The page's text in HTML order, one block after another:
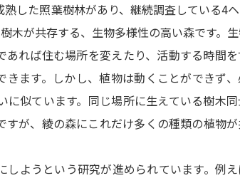
オープン
オープンキャ
来場型・
した照葉樹林があり、継続調査している4
木が共存する、生物多様性の高い森です。
れば住む場所を変えたり、活動する時間
きます。しかし、植物は動くことができず
に似ています。同じ場所に生えている樹木
が、綾の森にこれだけ多くの種類の植物
ようという研究が進められています。例